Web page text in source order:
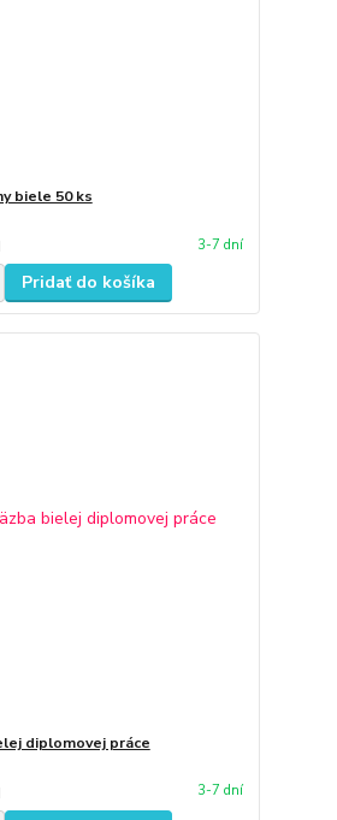
biele 50 ks
3-7 dní
Pridať do košíka
diplomovej práce
3-7 dní